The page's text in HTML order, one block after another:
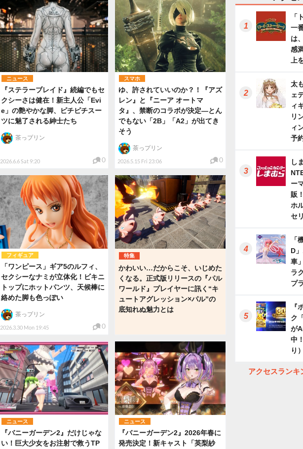
ニュース
『ステラーブレイド』続編でもセ
クシーさは健在！新主人公「Evi
e」の艶やかな脚、ピチピチスー
ツに魅了される紳士たち
2026.6.6 Sat 9:20
茶っプリン
0
スマホ
ゆ、許されていいのか？！『アズ
レン』と『ニーア オートマ
タ』、禁断のコラボが決定―とん
でもない「2B」「A2」が出てき
そう
2026.5.15 Fri 23:06
茶っプリン
0
フィギュア
「ワンピース」ギア5のルフィ、
セクシーなナミが立体化！ビキニ
トップにホットパンツ、天候棒に
絡めた脚も色っぽい
2026.3.30 Mon 19:45
茶っプリン
0
特集
かわいい…だからこそ、いじめた
くなる。正式版リリースの『パル
ワールド』プレイヤーに訊く“キ
ュートアグレッション×パル”の
底知れぬ魅力とは
ニュース
『バニーガーデン2』だけじゃな
い！巨大少女をお注射で救うTP
ニュース
『バニーガーデン2』2026年春に
発売決定！新キャスト「英梨紗
「
一
は
感
上
太
ェ
ィ
リ
ィ
予
し
ー
販
ホ
セ
「
D
車
ラ
プ
『
ク
が
中
り）
アクセスランキ